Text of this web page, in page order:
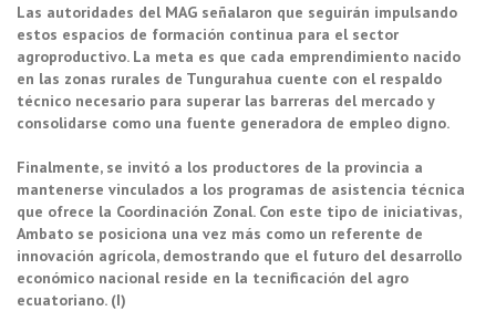
Las autoridades del MAG señalaron que seguirán impulsando
estos espacios de formación continua para el sector
agroproductivo. La meta es que cada emprendimiento nacido
en las zonas rurales de Tungurahua cuente con el respaldo
técnico necesario para superar las barreras del mercado y
consolidarse como una fuente generadora de empleo digno.
Finalmente, se invitó a los productores de la provincia a
mantenerse vinculados a los programas de asistencia técnica
que ofrece la Coordinación Zonal. Con este tipo de iniciativas,
Ambato se posiciona una vez más como un referente de
innovación agrícola, demostrando que el futuro del desarrollo
económico nacional reside en la tecnificación del agro
ecuatoriano. (I)